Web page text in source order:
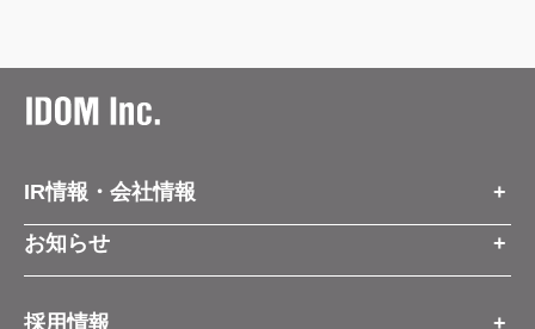
IR情報・会社情報
IR情報トップ
会社情報
お知らせ
お知らせ
採用情報